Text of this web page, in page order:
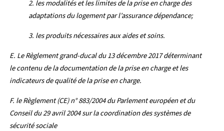
2. les modalités et les limites de la prise en charge des
adaptations du logement par l’assurance dépendance;
3. les produits nécessaires aux aides et soins.
E. Le Règlement grand-ducal du 13 décembre 2017 déterminant
le contenu de la documentation de la prise en charge et les
indicateurs de qualité de la prise en charge.
F. le Règlement (CE) n° 883/2004 du Parlement européen et du
Conseil du 29 avril 2004 sur la coordination des systèmes de
sécurité sociale